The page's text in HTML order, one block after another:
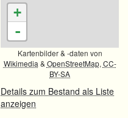
+
-
Kartenbilder & -daten von
Wikimedia & OpenStreetMap, CC-
BY-SA
Details zum Bestand als Liste
anzeigen